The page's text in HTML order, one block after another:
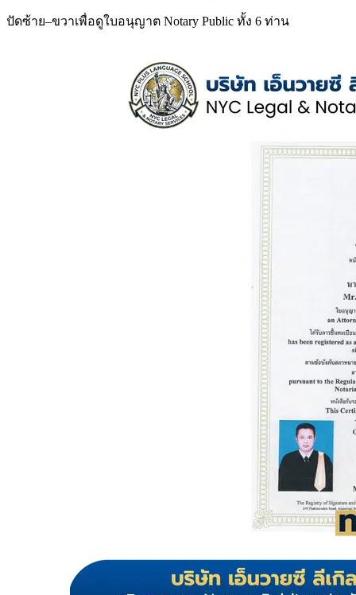
ปัดซ้าย–ขวาเพื่อดูใบอนุญาต Notary Public ทั้ง 6 ท่าน